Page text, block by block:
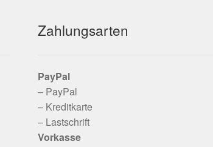
Zahlungsarten
PayPal
– PayPal
– Kreditkarte
– Lastschrift
Vorkasse